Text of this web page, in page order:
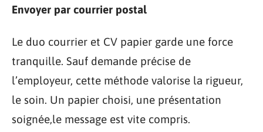
Envoyer par courrier postal
Le duo courrier et CV papier garde une force
tranquille. Sauf demande précise de
l’employeur, cette méthode valorise la rigueur,
le soin. Un papier choisi, une présentation
soignée,le message est vite compris.